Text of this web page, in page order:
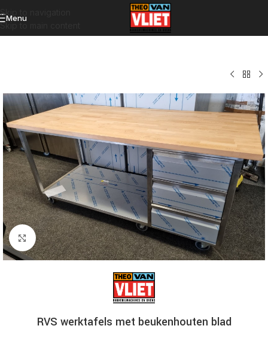
Skip to navigation
Skip to main content
Menu
Click to enlarge
RVS werktafels met beukenhouten blad